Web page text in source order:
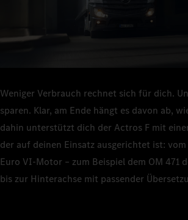
Weniger Verbrauch rechnet sich für dich.
sparen. Klar, am Ende hängt es davon ab,
dahin unterstützt dich der Actros F mit
der auf deinen Einsatz ausgerichtet ist: vom
Euro VI‑Motor – zum Beispiel dem OM 471
bis zur Hinterachse mit passender